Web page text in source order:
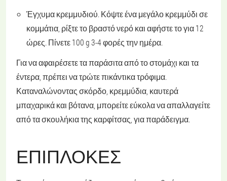
Έγχυμα κρεμμυδιού. Κόψτε ένα μεγάλο κρεμμύδι σε
κομμάτια, ρίξτε το βραστό νερό και αφήστε το για 12
ώρες. Πίνετε 100 g 3-4 φορές την ημέρα.
Για να αφαιρέσετε τα παράσιτα από το στομάχι και τα
έντερα, πρέπει να τρώτε πικάντικα τρόφιμα.
Καταναλώνοντας σκόρδο, κρεμμύδια, καυτερά
μπαχαρικά και βότανα, μπορείτε εύκολα να απαλλαγείτε
από τα σκουλήκια της καρφίτσας, για παράδειγμα.
ΕΠΙΠΛΟΚΈΣ